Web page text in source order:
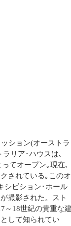
ション(オーストラ
リア･ハウスは､
てオープン｡現在､
されている｡このオ
シビション･ホール
撮影された。スト
～18世紀の貴重な
して知られてい